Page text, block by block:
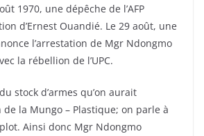
1970, une dépêche de l’AFP
d’Ernest Ouandié. Le 29 août, une
l’arrestation de Mgr Ndongmo
la rébellion de l’UPC.
stock d’armes qu’on aurait
la Mungo – Plastique; on parle à
Ainsi donc Mgr Ndongmo